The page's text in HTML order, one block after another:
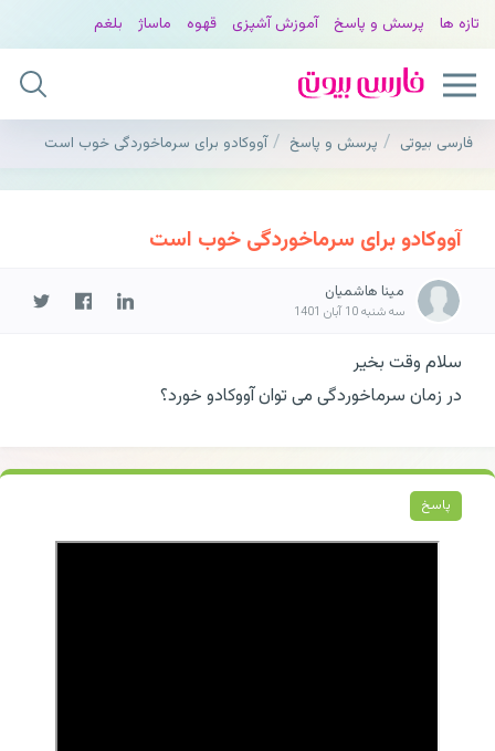
تازه ها پرسش و پاسخ آموزش آشپزی قهوه ماساژ بلغم
فارسی بیوتی پرسش و پاسخ آووکادو برای سرماخوردگی خوب است
آووکادو برای سرماخوردگی خوب است
مینا هاشمیان
سه شنبه 10 آبان 1401
سلام وقت بخیر
در زمان سرماخوردگی می توان آووکادو خورد؟
پاسخ